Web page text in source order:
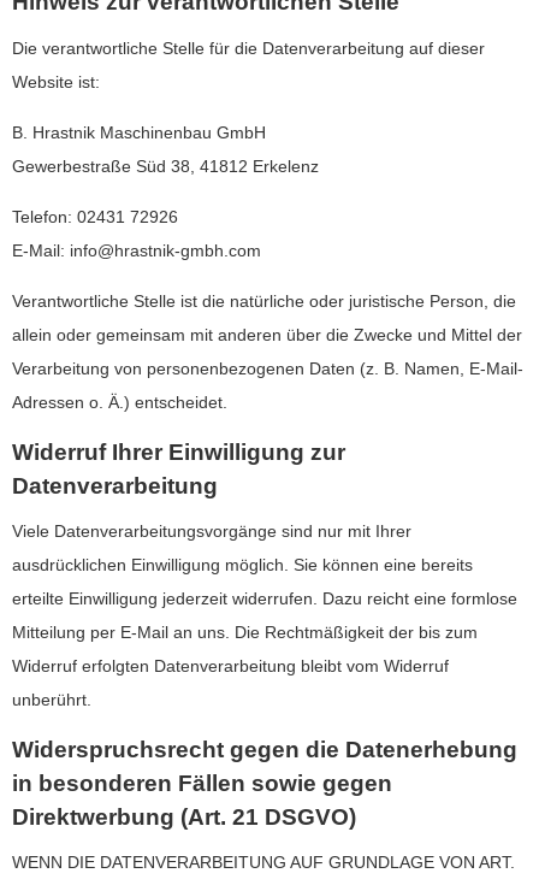
Die verantwortliche Stelle für die Datenverarbeitung auf dieser
Website ist:
B. Hrastnik Maschinenbau GmbH
Gewerbestraße Süd 38, 41812 Erkelenz
Telefon: 02431 72926
E-Mail: info@hrastnik-gmbh.com
Verantwortliche Stelle ist die natürliche oder juristische Person, die
allein oder gemeinsam mit anderen über die Zwecke und Mittel der
Verarbeitung von personenbezogenen Daten (z. B. Namen, E-Mail-
Adressen o. Ä.) entscheidet.
Widerruf Ihrer Einwilligung zur
Datenverarbeitung
Viele Datenverarbeitungsvorgänge sind nur mit Ihrer
ausdrücklichen Einwilligung möglich. Sie können eine bereits
erteilte Einwilligung jederzeit widerrufen. Dazu reicht eine formlose
Mitteilung per E-Mail an uns. Die Rechtmäßigkeit der bis zum
Widerruf erfolgten Datenverarbeitung bleibt vom Widerruf
unberührt.
Widerspruchsrecht gegen die Datenerhebung
in besonderen Fällen sowie gegen
Direktwerbung (Art. 21 DSGVO)
WENN DIE DATENVERARBEITUNG AUF GRUNDLAGE VON ART.